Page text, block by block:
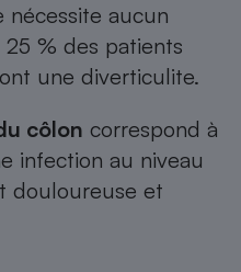
nécessite aucun
25 % des patients
une diverticulite.
côlon correspond à
infection au niveau
douloureuse et